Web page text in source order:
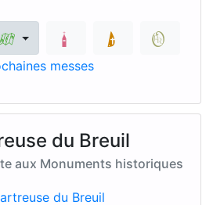
messes
du Breuil
aux Monuments historiques